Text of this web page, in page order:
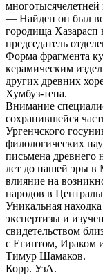
— Найден он был во
городища
председатель
Форма фрагмента
керамическим
других древних
Хумбуз-тепа.
Внимание
сохранившейся
Ургенчского
филологических
письмена древнего
лет до нашей эры в
влияние на
народов в
Уникальная
экспертизы и
свидетельством
с Египтом, Ираком
Тимур Шамаков.
Корр. УзА.